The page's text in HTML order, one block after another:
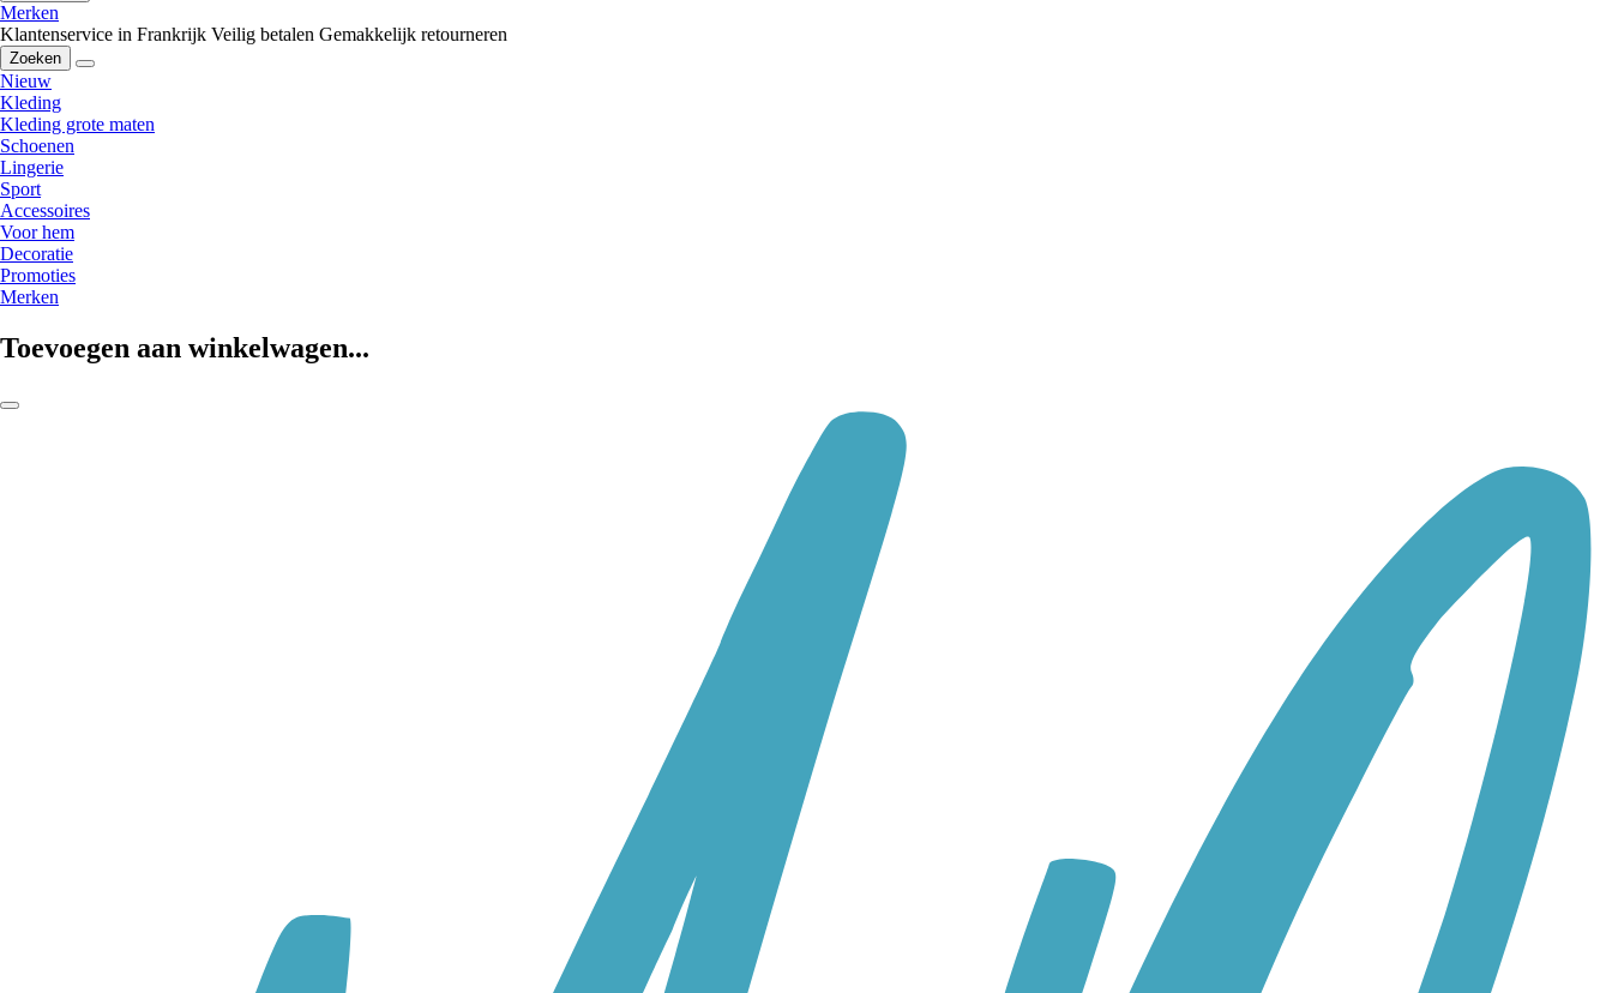
Merken
Klantenservice in Frankrijk Veilig betalen Gemakkelijk retourneren
Zoeken
Nieuw
Kleding
Kleding grote maten
Schoenen
Lingerie
Sport
Accessoires
Voor hem
Decoratie
Promoties
Merken
Toevoegen aan winkelwagen...